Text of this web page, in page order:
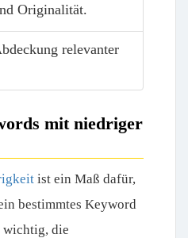
Originalität.
relevanter
mit niedriger
ist ein Maß dafür,
bestimmtes Keyword
wichtig, die